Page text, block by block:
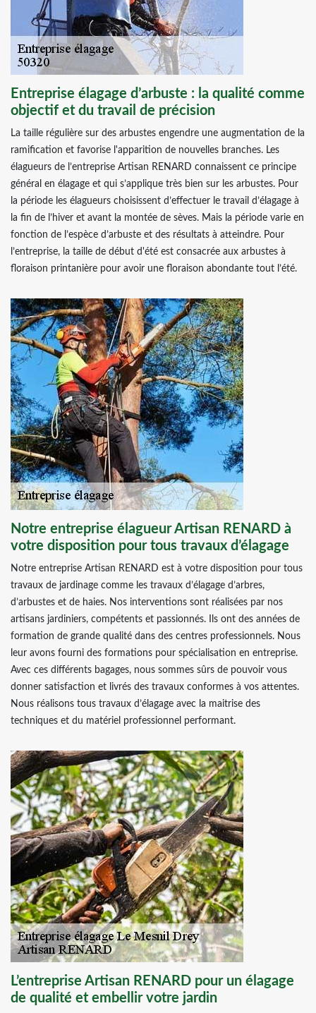
Entreprise élagage d’arbuste : la qualité comme
objectif et du travail de précision
La taille régulière sur des arbustes engendre une augmentation de la
ramification et favorise l'apparition de nouvelles branches. Les
élagueurs de l’entreprise Artisan RENARD connaissent ce principe
général en élagage et qui s’applique très bien sur les arbustes. Pour
la période les élagueurs choisissent d’effectuer le travail d’élagage à
la fin de l’hiver et avant la montée de sèves. Mais la période varie en
fonction de l’espèce d’arbuste et des résultats à atteindre. Pour
l’entreprise, la taille de début d'été est consacrée aux arbustes à
floraison printanière pour avoir une floraison abondante tout l’été.
Notre entreprise élagueur Artisan RENARD à
votre disposition pour tous travaux d’élagage
Notre entreprise Artisan RENARD est à votre disposition pour tous
travaux de jardinage comme les travaux d’élagage d’arbres,
d’arbustes et de haies. Nos interventions sont réalisées par nos
artisans jardiniers, compétents et passionnés. Ils ont des années de
formation de grande qualité dans des centres professionnels. Nous
leur avons fourni des formations pour spécialisation en entreprise.
Avec ces différents bagages, nous sommes sûrs de pouvoir vous
donner satisfaction et livrés des travaux conformes à vos attentes.
Nous réalisons tous travaux d’élagage avec la maitrise des
techniques et du matériel professionnel performant.
L’entreprise Artisan RENARD pour un élagage
de qualité et embellir votre jardin